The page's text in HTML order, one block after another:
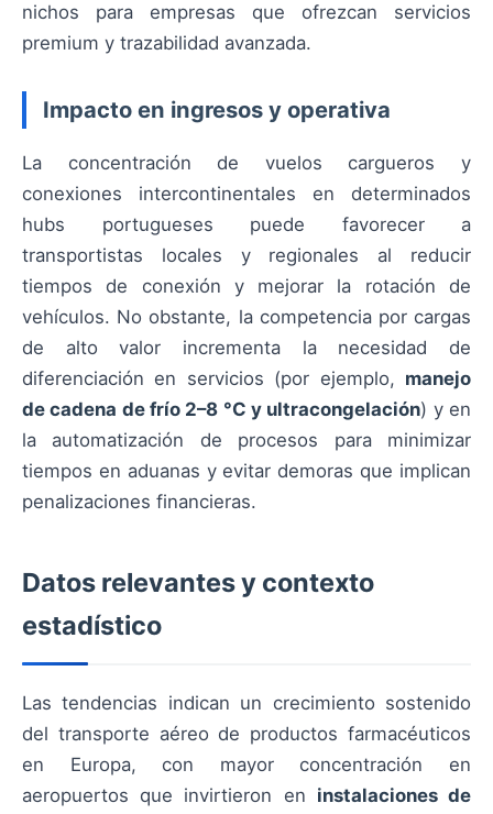
nichos para empresas que ofrezcan servicios
premium y trazabilidad avanzada.
Impacto en ingresos y operativa
La concentración de vuelos cargueros y
conexiones intercontinentales en determinados
hubs portugueses puede favorecer a
transportistas locales y regionales al reducir
tiempos de conexión y mejorar la rotación de
vehículos. No obstante, la competencia por cargas
de alto valor incrementa la necesidad de
diferenciación en servicios (por ejemplo, manejo
de cadena de frío 2–8 °C y ultracongelación) y en
la automatización de procesos para minimizar
tiempos en aduanas y evitar demoras que implican
penalizaciones financieras.
Datos relevantes y contexto
estadístico
Las tendencias indican un crecimiento sostenido
del transporte aéreo de productos farmacéuticos
en Europa, con mayor concentración en
aeropuertos que invirtieron en instalaciones de